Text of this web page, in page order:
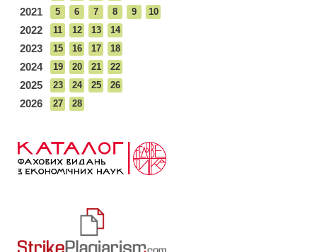
2021 5 6 7 8 9 10
2022 11 12 13 14
2023 15 16 17 18
2024 19 20 21 22
2025 23 24 25 26
2026 27 28